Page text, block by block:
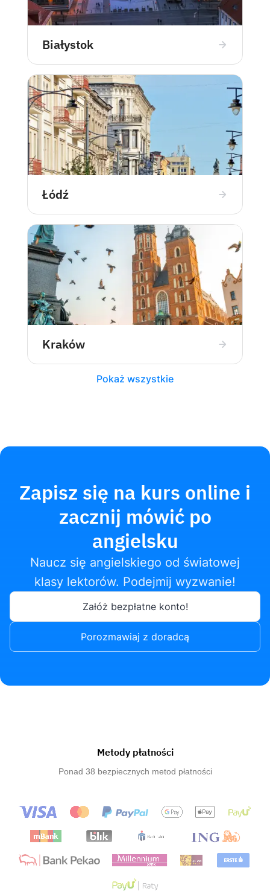
Białystok
Łódź
Kraków
Pokaż wszystkie
Zapisz się na kurs online i
zacznij mówić po
angielsku
Naucz się angielskiego od światowej
klasy lektorów. Podejmij wyzwanie!
Załóż bezpłatne konto!
Porozmawiaj z doradcą
Metody płatności
Ponad 38 bezpiecznych metod płatności